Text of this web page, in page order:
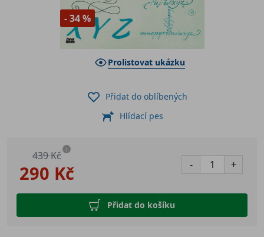
- 34 %
Prolistovat ukázku
290 Kč
439 Kč i
- +
Přidat do košíku
Přidat do oblíbených
Hlídací pes